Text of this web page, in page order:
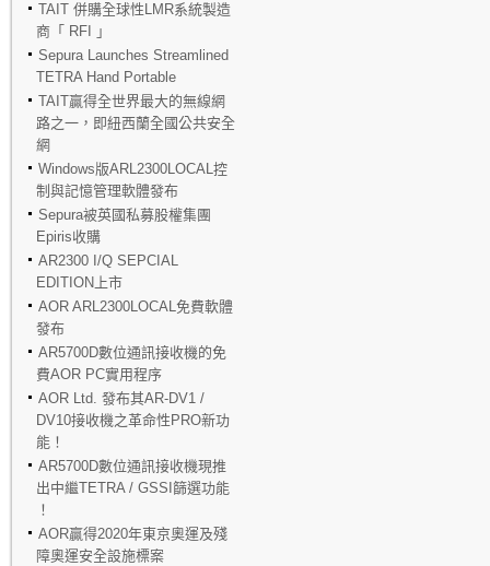
TAIT 併購全球性LMR系統製造
商「 RFI 」
Sepura Launches Streamlined
TETRA Hand Portable
TAIT贏得全世界最大的無線網
路之一，即紐西蘭全國公共安全
網
Windows版ARL2300LOCAL控
制與記憶管理軟體發布
Sepura被英國私募股權集團
Epiris收購
AR2300 I/Q SEPCIAL
EDITION上市
AOR ARL2300LOCAL免費軟體
發布
AR5700D數位通訊接收機的免
費AOR PC實用程序
AOR Ltd. 發布其AR-DV1 /
DV10接收機之革命性PRO新功
能！
AR5700D數位通訊接收機現推
出中繼TETRA / GSSI篩選功能
！
AOR贏得2020年東京奧運及殘
障奧運安全設施標案